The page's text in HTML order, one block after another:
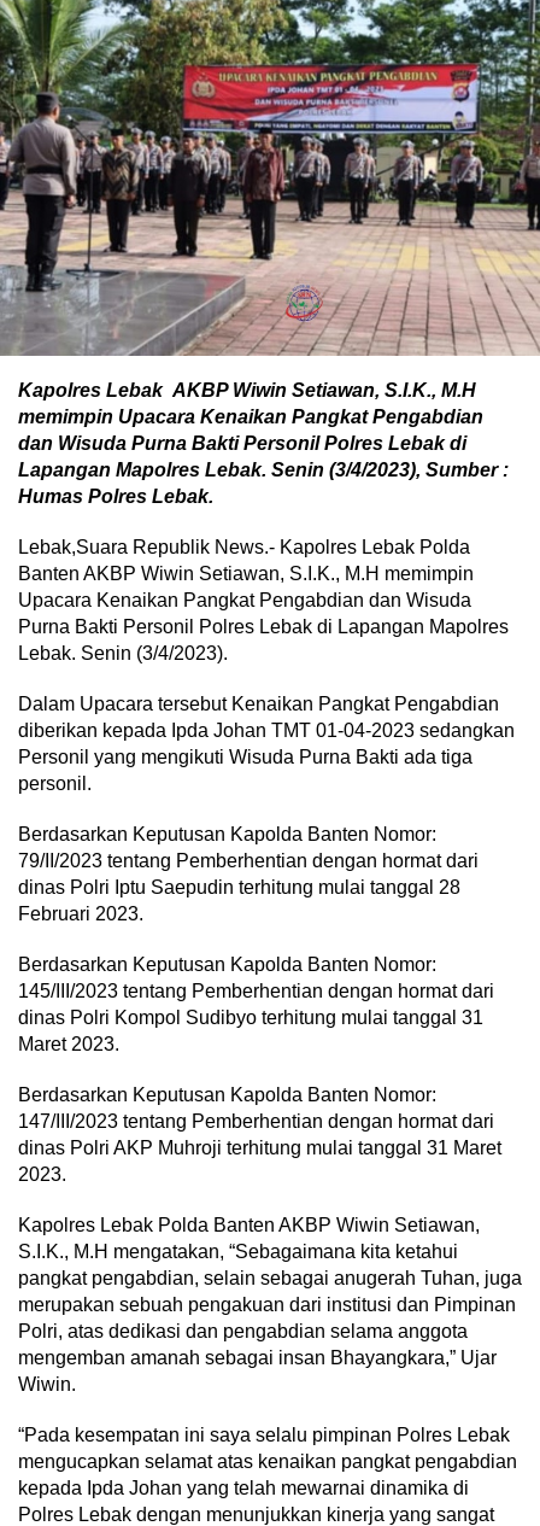
Kapolres Lebak AKBP Wiwin Setiawan, S.I.K., M.H
memimpin Upacara Kenaikan Pangkat Pengabdian
dan Wisuda Purna Bakti Personil Polres Lebak di
Lapangan Mapolres Lebak. Senin (3/4/2023), Sumber :
Humas Polres Lebak.
Lebak,Suara Republik News.- Kapolres Lebak Polda
Banten AKBP Wiwin Setiawan, S.I.K., M.H memimpin
Upacara Kenaikan Pangkat Pengabdian dan Wisuda
Purna Bakti Personil Polres Lebak di Lapangan Mapolres
Lebak. Senin (3/4/2023).
Dalam Upacara tersebut Kenaikan Pangkat Pengabdian
diberikan kepada Ipda Johan TMT 01-04-2023 sedangkan
Personil yang mengikuti Wisuda Purna Bakti ada tiga
personil.
Berdasarkan Keputusan Kapolda Banten Nomor:
79/II/2023 tentang Pemberhentian dengan hormat dari
dinas Polri Iptu Saepudin terhitung mulai tanggal 28
Februari 2023.
Berdasarkan Keputusan Kapolda Banten Nomor:
145/III/2023 tentang Pemberhentian dengan hormat dari
dinas Polri Kompol Sudibyo terhitung mulai tanggal 31
Maret 2023.
Berdasarkan Keputusan Kapolda Banten Nomor:
147/III/2023 tentang Pemberhentian dengan hormat dari
dinas Polri AKP Muhroji terhitung mulai tanggal 31 Maret
2023.
Kapolres Lebak Polda Banten AKBP Wiwin Setiawan,
S.I.K., M.H mengatakan, “Sebagaimana kita ketahui
pangkat pengabdian, selain sebagai anugerah Tuhan, juga
merupakan sebuah pengakuan dari institusi dan Pimpinan
Polri, atas dedikasi dan pengabdian selama anggota
mengemban amanah sebagai insan Bhayangkara,” Ujar
Wiwin.
“Pada kesempatan ini saya selalu pimpinan Polres Lebak
mengucapkan selamat atas kenaikan pangkat pengabdian
kepada Ipda Johan yang telah mewarnai dinamika di
Polres Lebak dengan menunjukkan kinerja yang sangat